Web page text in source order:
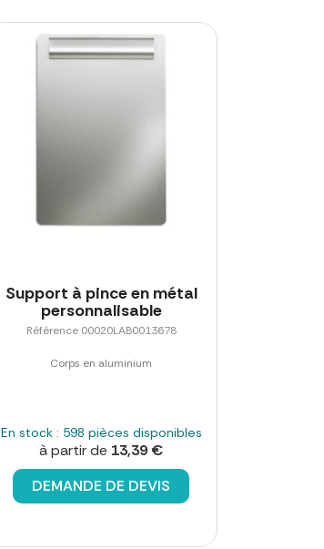
Support à pince en métal
personnalisable
Référence 00020LAB0013678
Corps en aluminium
En stock : 598 pièces disponibles
à partir de 13,39 €
DEMANDE DE DEVIS